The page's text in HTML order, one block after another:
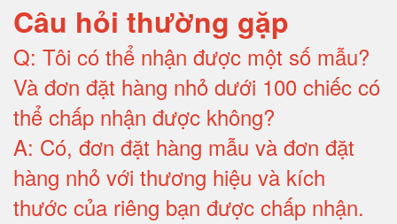
Câu hỏi thường gặp
Q: Tôi có thể nhận được một số mẫu?
Và đơn đặt hàng nhỏ dưới 100 chiếc có
thể chấp nhận được không?
A: Có, đơn đặt hàng mẫu và đơn đặt
hàng nhỏ với thương hiệu và kích
thước của riêng bạn được chấp nhận.